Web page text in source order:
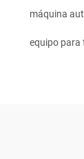
máquina
equipo para